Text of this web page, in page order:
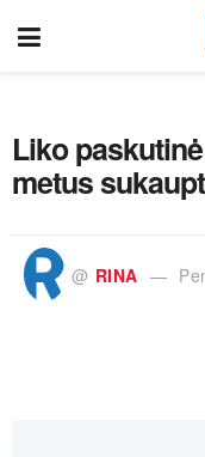
Liko
metus
@ RINA